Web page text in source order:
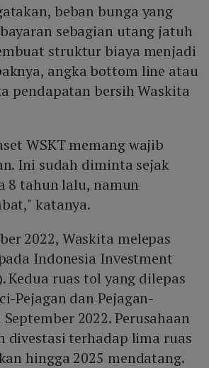
beban bunga yang
sebagian utang jatuh
struktur biaya menjadi
angka bottom line atau
pendapatan bersih Waskita
WSKT memang wajib
Ini sudah diminta sejak
8 tahun lalu, namun
katanya.
2022, Waskita melepas
Indonesia Investment
ruas tol yang dilepas
Pejagan dan Pejagan-
2022. Perusahaan
divestasi terhadap lima ruas
hingga 2025 mendatang.